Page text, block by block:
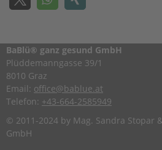
BaBlü® ganz gesund GmbH
Plüddemanngasse 39/1
8010 Graz
Email: office@bablue.at
Telefon: +43-664-2585949
© 2011-2024 by Mag. Sandra Stopar
GmbH